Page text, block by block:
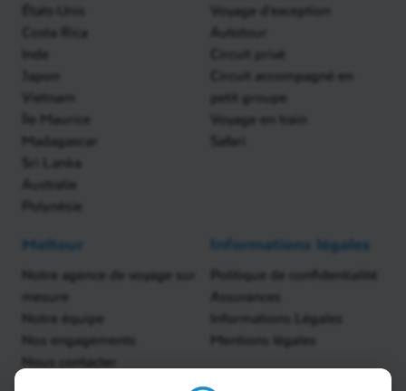
États-Unis
Costa Rica
Inde
Japon
Vietnam
Île Maurice
Madagascar
Sri Lanka
Australie
Polynésie
Voyage d'exception
Autotour
Circuit privé
Circuit accompagné en
petit groupe
Voyage en train
Safari
Meltour
Notre agence de voyage sur
mesure
Notre équipe
Nos engagements
Nous contacter
Informations légales
Politique de confidentialité
Assurances
Informations Légales
Mentions légales